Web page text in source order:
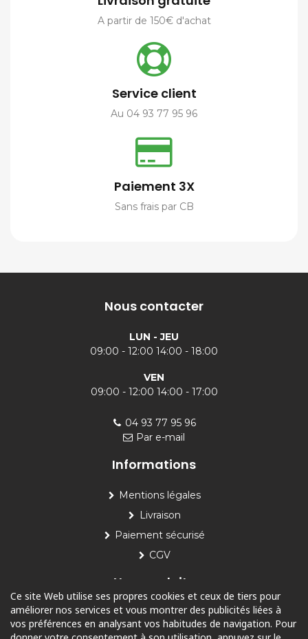
A partir de 150€ d'achat
Service client
Au 04 93 77 95 96
Paiement 3X
Sans frais par CB
Nous contacter
LUN - JEU
09:00 - 12:00 14:00 - 18:00
VEN
09:00 - 12:00 14:00 - 17:00
04 93 77 95 96
Par e-mail
Informations
Mentions légales
Livraison
Paiement sécurisé
CGV
Nos produits
Piscine
Jardin
Ce site Web utilise ses propres cookies et ceux de tiers pour
améliorer nos services et vous montrer des publicités liées à
vos préférences en analysant vos habitudes de navigation. Pour